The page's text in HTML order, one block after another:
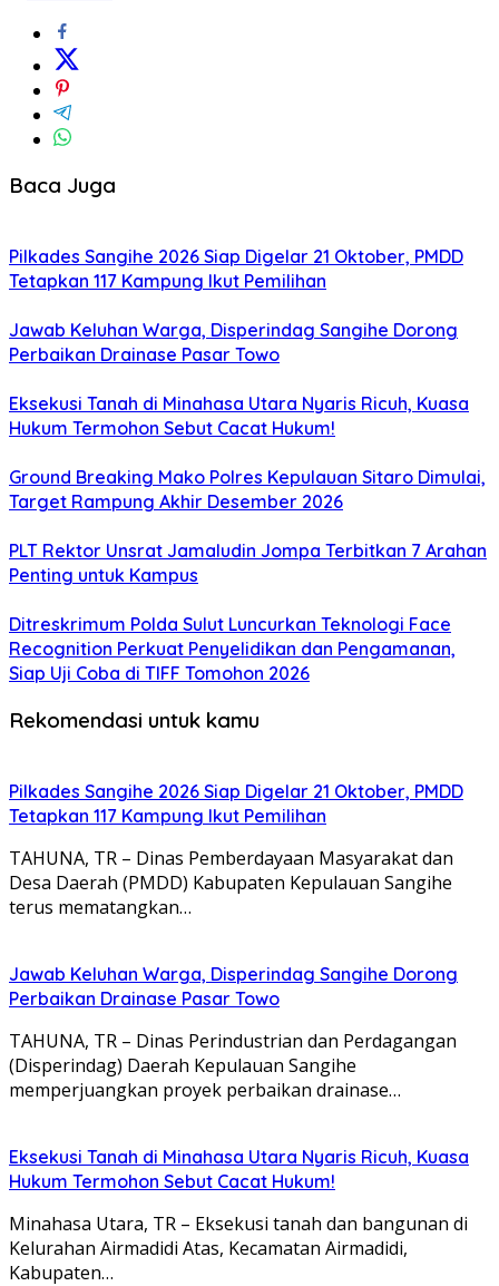
Baca Juga
Pilkades Sangihe 2026 Siap Digelar 21 Oktober, PMDD
Tetapkan 117 Kampung Ikut Pemilihan
Jawab Keluhan Warga, Disperindag Sangihe Dorong
Perbaikan Drainase Pasar Towo
Eksekusi Tanah di Minahasa Utara Nyaris Ricuh, Kuasa
Hukum Termohon Sebut Cacat Hukum!
Ground Breaking Mako Polres Kepulauan Sitaro Dimulai,
Target Rampung Akhir Desember 2026
​PLT Rektor Unsrat Jamaludin Jompa Terbitkan 7 Arahan
Penting untuk Kampus
Ditreskrimum Polda Sulut Luncurkan Teknologi Face
Recognition Perkuat Penyelidikan dan Pengamanan,
Siap Uji Coba di TIFF Tomohon 2026
Rekomendasi untuk kamu
Pilkades Sangihe 2026 Siap Digelar 21 Oktober, PMDD
Tetapkan 117 Kampung Ikut Pemilihan
TAHUNA, TR – Dinas Pemberdayaan Masyarakat dan
Desa Daerah (PMDD) Kabupaten Kepulauan Sangihe
terus mematangkan…
Jawab Keluhan Warga, Disperindag Sangihe Dorong
Perbaikan Drainase Pasar Towo
TAHUNA, TR – Dinas Perindustrian dan Perdagangan
(Disperindag) Daerah Kepulauan Sangihe
memperjuangkan proyek perbaikan drainase…
Eksekusi Tanah di Minahasa Utara Nyaris Ricuh, Kuasa
Hukum Termohon Sebut Cacat Hukum!
Minahasa Utara, TR – Eksekusi tanah dan bangunan di
Kelurahan Airmadidi Atas, Kecamatan Airmadidi,
Kabupaten…